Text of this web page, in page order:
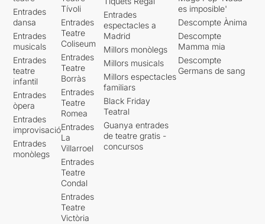
Entrades
dansa
Entrades
musicals
Entrades
teatre
infantil
Entrades
òpera
Entrades
improvisació
Entrades
monòlegs
Tívoli
Entrades
Teatre
Coliseum
Entrades
Teatre
Borràs
Entrades
Teatre
Romea
Entrades
La
Villarroel
Entrades
Teatre
Condal
Entrades
Teatre
Victòria
Entrades
espectacles a
Madrid
Millors monòlegs
Millors musicals
Millors espectacles
familiars
Black Friday
Teatral
Guanya entrades
de teatre gratis -
concursos
es imposible'
Descompte Ànima
Descompte
Mamma mia
Descompte
Germans de sang